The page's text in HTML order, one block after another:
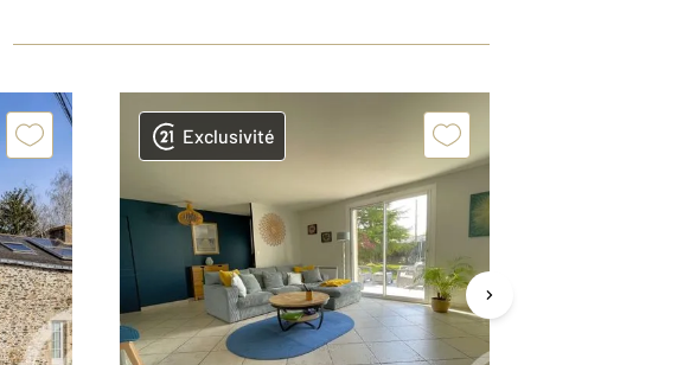
Exclusivité